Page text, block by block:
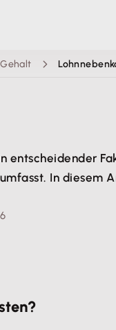
entscheidender
In diesem